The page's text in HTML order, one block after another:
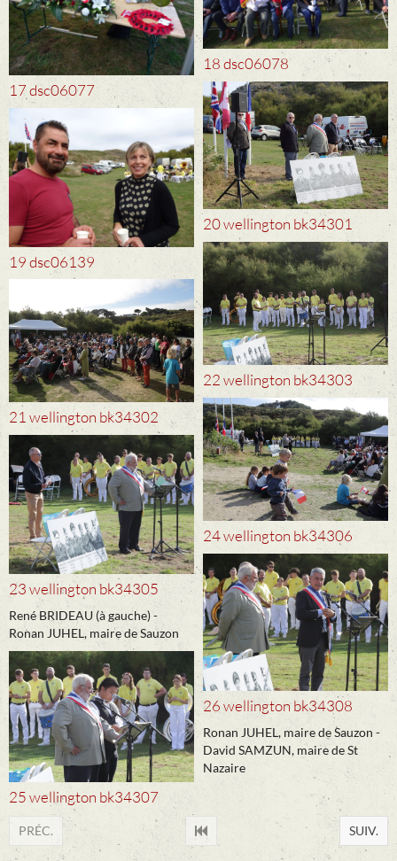
17 dsc06077
18 dsc06078
19 dsc06139
20 wellington bk34301
21 wellington bk34302
22 wellington bk34303
23 wellington bk34305
René BRIDEAU (à gauche) -
Ronan JUHEL, maire de Sauzon
24 wellington bk34306
25 wellington bk34307
26 wellington bk34308
Ronan JUHEL, maire de Sauzon -
David SAMZUN, maire de St
Nazaire
PRÉC. SUIV.